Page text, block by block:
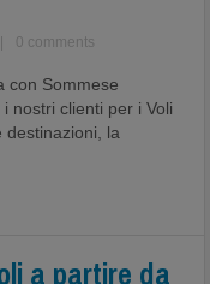
0 comments
con Sommese
nostri clienti per i Voli
destinazioni, la
a partire da